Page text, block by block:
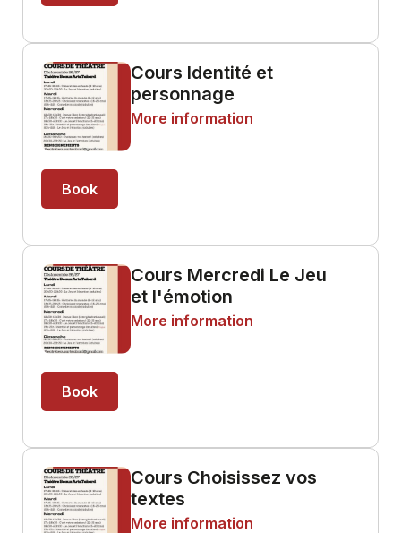
Cours Identité et
personnage
More information
Book
Cours Mercredi Le Jeu
et l'émotion
More information
Book
Cours Choisissez vos
textes
More information